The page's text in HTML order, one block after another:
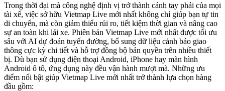
Trong thời đại mà công nghệ định vị trở thành cánh tay phải của mọi
tài xế, việc sở hữu Vietmap Live mới nhất không chỉ giúp bạn tự tin
di chuyển, mà còn giảm thiểu rủi ro, tiết kiệm thời gian và nâng cao
sự an toàn khi lái xe. Phiên bản Vietmap Live mới nhất được tối ưu
sâu với AI dự đoán tuyến đường, bổ sung dữ liệu cảnh báo giao
thông cực kỳ chi tiết và hỗ trợ đồng bộ bản quyền trên nhiều thiết
bị. Dù bạn sử dụng điện thoại Android, iPhone hay màn hình
Android ô tô, ứng dụng này đều vận hành mượt mà. Những ưu
điểm nổi bật giúp Vietmap Live mới nhất trở thành lựa chọn hàng
đầu gồm: